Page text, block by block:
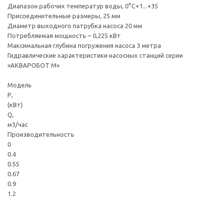
Диапазон рабочих температур воды, 0°С+1...+35
Присоединительные размеры, 25 мм
Диаметр выходного патрубка насоса 20 мм
Потребляемая мощность – 0,225 кВт
Максимальная глубина погружения насоса 3 метра
Гидравлические характеристики насосных станций серии
«АКВАРОБОТ М»
Модель
Р,
(кВт)
Q,
м3/час
Производительность
0
0.4
0.55
0.67
0.9
1.2